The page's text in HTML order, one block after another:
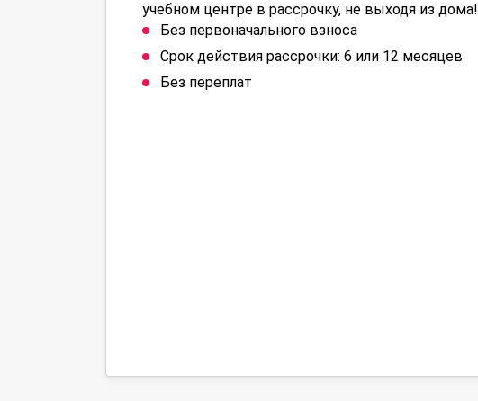
учебном центре в рассрочку, не выходя из дома!
Без первоначального взноса
Срок действия рассрочки: 6 или 12 месяцев
Без переплат